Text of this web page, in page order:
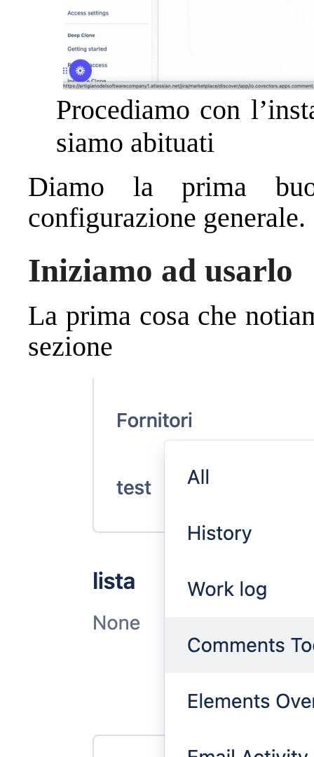
Procediamo con
siamo abituati
Diamo la prima
configurazione generale.
Iniziamo ad usarlo
La prima cosa che
sezione